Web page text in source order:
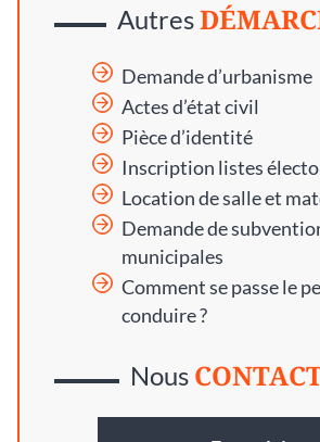
Autres
Demande d’urbanisme
Actes d’état civil
Pièce d’identité
Inscription listes
Location de salle et
Demande de
municipales
Comment se passe le
conduire ?
Nous